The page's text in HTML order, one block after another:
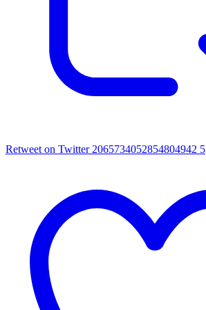
Retweet on Twitter 2065734052854804942 5